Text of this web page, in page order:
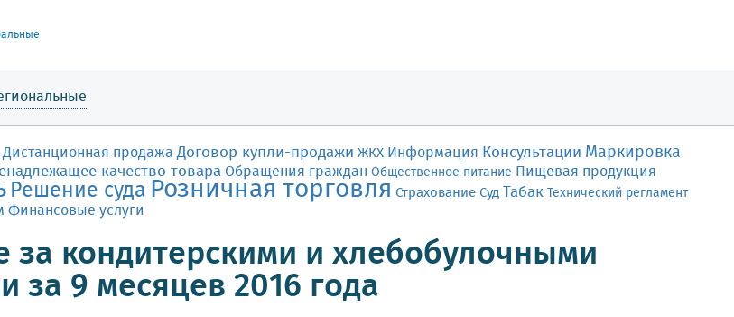
Дистанционная продажа Договор купли-продажи ЖКХ Информация Консультации Маркировка
качество товара Обращения граждан Общественное питание Пищевая продукция
Решение суда Розничная торговля СтрахованиеСудТабакТехнический регламент
Финансовые услуги
за кондитерскими и хлебобулочными
за 9 месяцев 2016 года